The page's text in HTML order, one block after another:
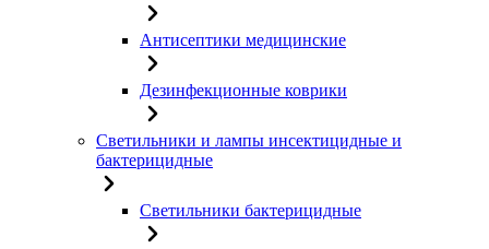
Антисептики медицинские
Дезинфекционные коврики
Светильники и лампы инсектицидные и
бактерицидные
Светильники бактерицидные